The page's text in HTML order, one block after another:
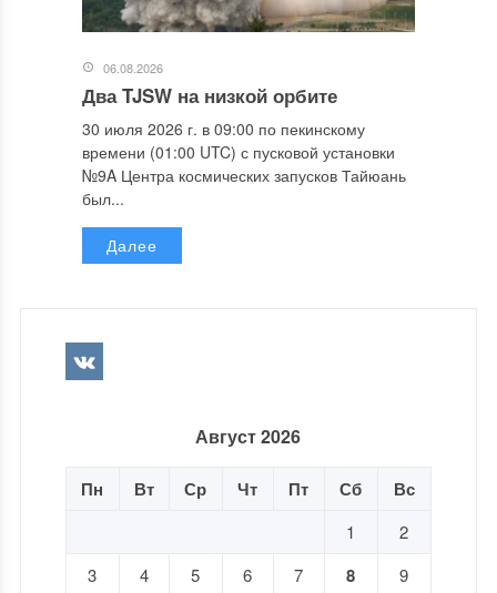
06.08.2026
Два TJSW на низкой орбите
30 июля 2026 г. в 09:00 по пекинскому
времени (01:00 UTC) с пусковой установки
№9A Центра космических запусков Тайюань
был...
Далее
Август 2026
Пн Вт Ср Чт Пт Сб Вс
1
2
3
4 5 6 7 8
9